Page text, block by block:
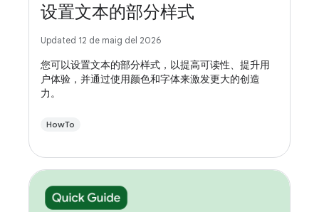
设置文本的部分样式
Updated 12 de maig del 2026
您可以设置文本的部分样式，以提高可读性、提升用
户体验，并通过使用颜色和字体来激发更大的创造
力。
HowTo